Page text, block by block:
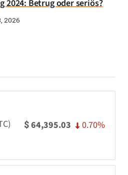
2024: Betrug oder seriös?
2026
$64,395.03 0.70%